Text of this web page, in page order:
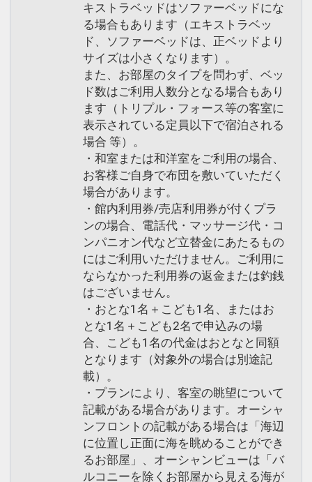
キストラベッドはソファーベッドにな
る場合もあります（エキストラベッ
ド、ソファーベッドは、正ベッドより
サイズは小さくなります）。
また、お部屋のタイプを問わず、ベッ
ド数はご利用人数分となる場合もあり
ます（トリプル・フォース等の客室に
表示されている定員以下で宿泊される
場合 等）。
・和室または和洋室をご利用の場合、
お客様ご自身で布団を敷いていただく
場合があります。
・館内利用券/売店利用券が付くプラ
ンの場合、電話代・マッサージ代・コ
ンパニオン代など立替金にあたるもの
にはご利用いただけません。ご利用に
ならなかった利用券の返金または釣銭
はございません。
・おとな1名＋こども1名、またはお
とな1名＋こども2名で申込みの場
合、こども1名の代金はおとなと同額
となります（対象外の場合は別途記
載）。
・プランにより、客室の眺望について
記載がある場合があります。オーシャ
ンフロントの記載がある場合は「海辺
に位置し正面に海を眺めることができ
るお部屋」、オーシャンビューは「バ
ルコニーを除くお部屋から見える海が